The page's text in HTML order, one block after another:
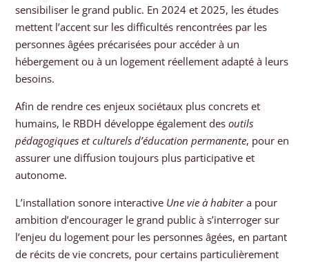
sensibiliser le grand public. En 2024 et 2025, les études
mettent l’accent sur les difficultés rencontrées par les
personnes âgées précarisées pour accéder à un
hébergement ou à un logement réellement adapté à leurs
besoins.
Afin de rendre ces enjeux sociétaux plus concrets et
humains, le RBDH développe également desoutils
pédagogiques et culturels d’éducation permanente, pour en
assurer une diffusion toujours plus participative et
autonome.
L’installation sonore interactive Une vie à habitera pour
ambition d’encourager le grand public à s’interroger sur
l’enjeu du logement pour les personnes âgées, en partant
de récits de vie concrets, pour certains particulièrement